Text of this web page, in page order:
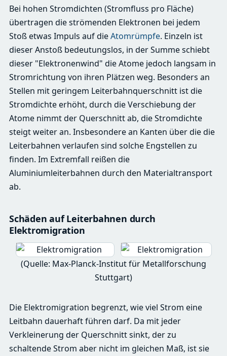
Bei hohen Stromdichten (Stromfluss pro Fläche)
übertragen die strömenden Elektronen bei jedem
Stoß etwas Impuls auf dieAtomrümpfe. Einzeln ist
dieser Anstoß bedeutungslos, in der Summe schiebt
dieser "Elektronenwind" die Atome jedoch langsam in
Stromrichtung von ihren Plätzen weg. Besonders an
Stellen mit geringem Leiterbahnquerschnitt ist die
Stromdichte erhöht, durch die Verschiebung der
Atome nimmt der Querschnitt ab, die Stromdichte
steigt weiter an. Insbesondere an Kanten über die die
Leiterbahnen verlaufen sind solche Engstellen zu
finden. Im Extremfall reißen die
Aluminiumleiterbahnen durch den Materialtransport
ab.
Schäden auf Leiterbahnen durch
Elektromigration
(Quelle: Max-Planck-Institut für Metallforschung
Stuttgart)
Die Elektromigration begrenzt, wie viel Strom eine
Leitbahn dauerhaft führen darf. Da mit jeder
Verkleinerung der Querschnitt sinkt, der zu
schaltende Strom aber nicht im gleichen Maß, ist sie